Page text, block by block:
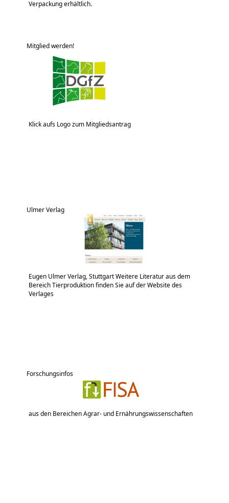
Verpackung erhältlich.
Mitglied werden!
Klick aufs Logo zum Mitgliedsantrag
Ulmer Verlag
Eugen Ulmer Verlag, Stuttgart Weitere Literatur aus dem
Bereich Tierproduktion finden Sie auf der Website des
Verlages
Forschungsinfos
aus den Bereichen Agrar- und Ernährungswissenschaften